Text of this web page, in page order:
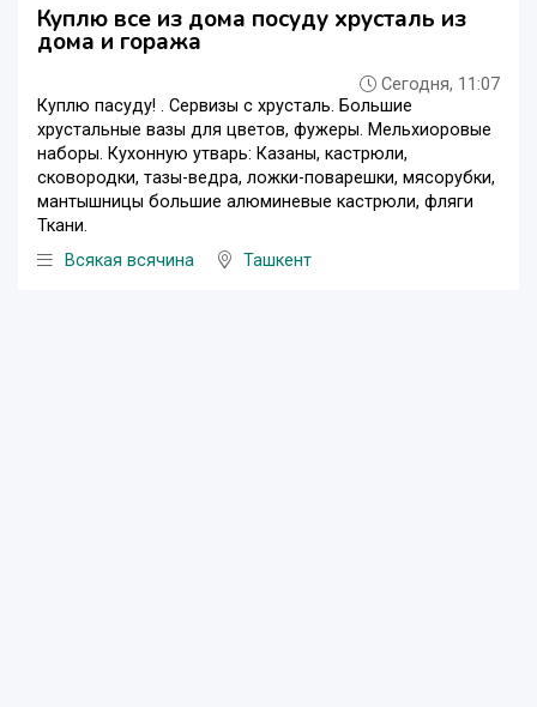
Куплю все из дома посуду хрусталь из
дома и гоража
Сегодня, 11:07
Куплю пасуду! . Сервизы с хрусталь. Большие
хрустальные вазы для цветов, фужеры. Мельхиоровые
наборы. Кухонную утварь: Казаны, кастрюли,
сковородки, тазы-ведра, ложки-поварешки, мясорубки,
мантышницы большие алюминевые кастрюли, фляги
Ткани.
Всякая всячина
Ташкент